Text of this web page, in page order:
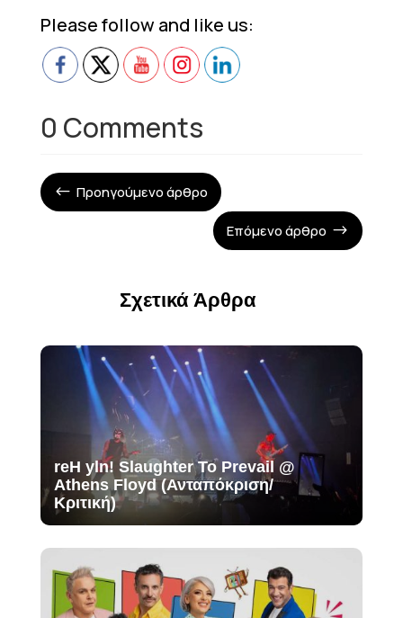
Please follow and like us:
0 Comments
# Προηγούμενο άρθρο
Επόμενο άρθρο $
Σχετικά Άρθρα
reH yln! Slaughter To Prevail @
Athens Floyd (Ανταπόκριση/
Κριτική)